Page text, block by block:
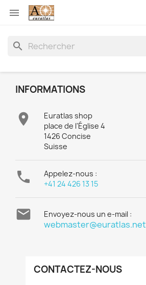

search
INFORMATIONS

Euratlas shop
place de l'Église 4
1426 Concise
Suisse

Appelez-nous :
+41 24 426 13 15
 Envoyez-nous un e-mail :
webmaster@euratlas.net
CONTACTEZ-NOUS